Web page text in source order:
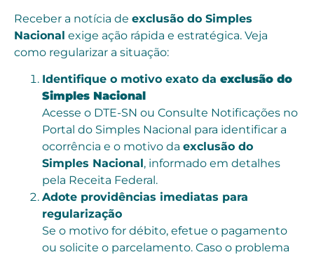
Receber a notícia de exclusão do Simples
Nacional exige ação rápida e estratégica. Veja
como regularizar a situação:
Identifique o motivo exato da exclusão do
Simples Nacional
Acesse o DTE-SN ou Consulte Notificações no
Portal do Simples Nacional para identificar a
ocorrência e o motivo da exclusão do
Simples Nacional, informado em detalhes
pela Receita Federal.
Adote providências imediatas para
regularização
Se o motivo for débito, efetue o pagamento
ou solicite o parcelamento. Caso o problema